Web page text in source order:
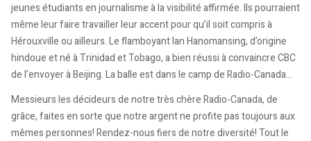
jeunes étudiants en journalisme à la visibilité affirmée. Ils pourraient
même leur faire travailler leur accent pour qu’il soit compris à
Hérouxville ou ailleurs. Le flamboyant Ian Hanomansing, d’origine
hindoue et né à Trinidad et Tobago, a bien réussi à convaincre CBC
de l’envoyer à Beijing. La balle est dans le camp de Radio-Canada…
Messieurs les décideurs de notre très chère Radio-Canada, de
grâce, faites en sorte que notre argent ne profite pas toujours aux
mêmes personnes! Rendez-nous fiers de notre diversité! Tout le